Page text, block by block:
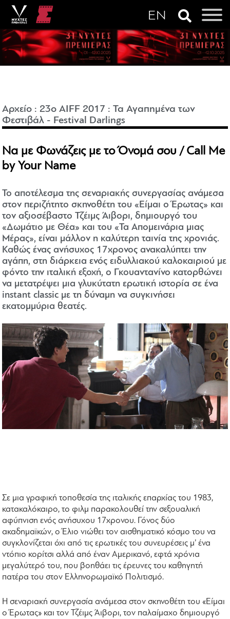
Αρχείο :23o AIFF 2017 :Τα Αγαπημένα των
Φεστιβάλ - Festival Darlings
Να με Φωνάζεις με το Όνομά σου / Call Me
by Your Name
Το αποτέλεσμα της σεναριακής συνεργασίας ανάμεσα
στον περιζήτητο σκηνοθέτη του «Είμαι ο Έρωτας» και
τον αξιοσέβαστο Τζέιμς Άιβορι, δημιουργό του
«Δωμάτιο με Θέα» και του «Τα Απομεινάρια μιας
Μέρας», είναι μάλλον η καλύτερη ταινία της χρονιάς.
Καθώς ένας ανήσυχος 17χρονος ανακαλύπτει την
αγάπη, στη διάρκεια ενός ειδυλλιακού καλοκαιριού με
φόντο την ιταλική εξοχή, ο Γκουαντανίνο κατορθώνει
να μετατρέψει μια γλυκύτατη ερωτική ιστορία σε ένα
instant classic με τη δύναμη να συγκινήσει
εκατομμύρια θεατές.
Σε μια γραφική τοποθεσία της ιταλικής επαρχίας του 1983,
κατακαλόκαιρο, το φιλμ παρακολουθεί την σεξουαλική
αφύπνιση ενός ανήσυχου 17χρονου. Γόνος δύο
ακαδημαϊκών, o Έλιο νιώθει τον αισθηματικό κόσμο του να
συγκλονίζεται όχι από τις ερωτικές του συνευρέσεις μ’ ένα
ντόπιο κορίτσι αλλά από έναν Αμερικανό, εφτά χρόνια
μεγαλύτερό του, που βοηθάει τις έρευνες του καθηγητή
πατέρα του στον Ελληνορωμαϊκό Πολιτισμό.
Η σεναριακή συνεργασία ανάμεσα στον σκηνοθέτη του «Είμαι
ο Έρωτας» και τον Τζέιμς Άιβορι, τον παλαίμαχο δημιουργό